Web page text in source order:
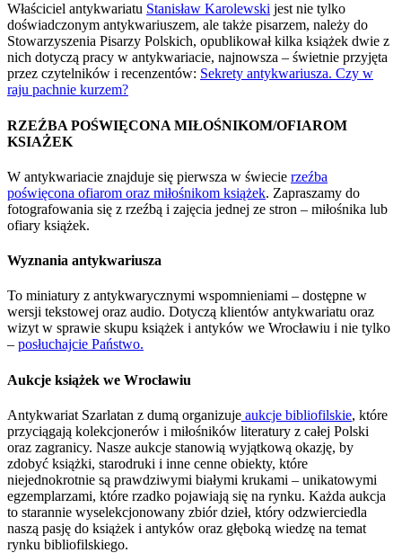
Właściciel antykwariatu Stanisław Karolewski jest nie tylko
doświadczonym antykwariuszem, ale także pisarzem, należy do
Stowarzyszenia Pisarzy Polskich, opublikował kilka książek dwie z
nich dotyczą pracy w antykwariacie, najnowsza – świetnie przyjęta
przez czytelników i recenzentów: Sekrety antykwariusza. Czy w
raju pachnie kurzem?
RZEŹBA POŚWIĘCONA MIŁOŚNIKOM/OFIAROM
KSIAŻEK
W antykwariacie znajduje się pierwsza w świecie rzeźba
poświęcona ofiarom oraz miłośnikom książek. Zapraszamy do
fotografowania się z rzeźbą i zajęcia jednej ze stron – miłośnika lub
ofiary książek.
Wyznania antykwariusza
To miniatury z antykwarycznymi wspomnieniami – dostępne w
wersji tekstowej oraz audio. Dotyczą klientów antykwariatu oraz
wizyt w sprawie skupu książek i antyków we Wrocławiu i nie tylko
– posłuchajcie Państwo.
Aukcje książek we Wrocławiu
Antykwariat Szarlatan z dumą organizuje aukcje bibliofilskie, które
przyciągają kolekcjonerów i miłośników literatury z całej Polski
oraz zagranicy. Nasze aukcje stanowią wyjątkową okazję, by
zdobyć książki, starodruki i inne cenne obiekty, które
niejednokrotnie są prawdziwymi białymi krukami – unikatowymi
egzemplarzami, które rzadko pojawiają się na rynku. Każda aukcja
to starannie wyselekcjonowany zbiór dzieł, który odzwierciedla
naszą pasję do książek i antyków oraz głęboką wiedzę na temat
rynku bibliofilskiego.